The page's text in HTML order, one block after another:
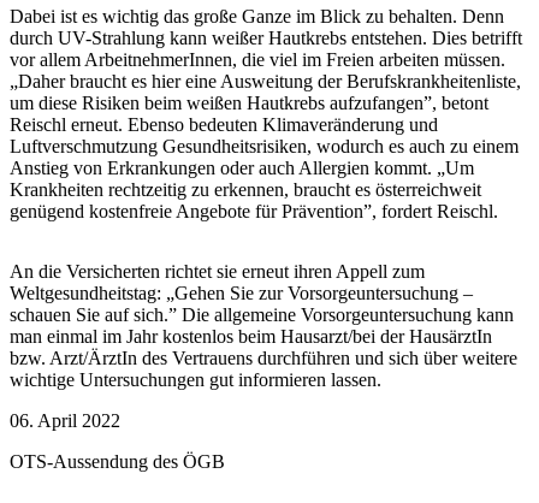
Dabei ist es wichtig das große Ganze im Blick zu behalten. Denn
durch UV-Strahlung kann weißer Hautkrebs entstehen. Dies betrifft
vor allem ArbeitnehmerInnen, die viel im Freien arbeiten müssen.
„Daher braucht es hier eine Ausweitung der Berufskrankheitenliste,
um diese Risiken beim weißen Hautkrebs aufzufangen”, betont
Reischl erneut. Ebenso bedeuten Klimaveränderung und
Luftverschmutzung Gesundheitsrisiken, wodurch es auch zu einem
Anstieg von Erkrankungen oder auch Allergien kommt. „Um
Krankheiten rechtzeitig zu erkennen, braucht es österreichweit
genügend kostenfreie Angebote für Prävention”, fordert Reischl.
An die Versicherten richtet sie erneut ihren Appell zum
Weltgesundheitstag: „Gehen Sie zur Vorsorgeuntersuchung –
schauen Sie auf sich.” Die allgemeine Vorsorgeuntersuchung kann
man einmal im Jahr kostenlos beim Hausarzt/bei der HausärztIn
bzw. Arzt/ÄrztIn des Vertrauens durchführen und sich über weitere
wichtige Untersuchungen gut informieren lassen.
06. April 2022
OTS-Aussendung des ÖGB